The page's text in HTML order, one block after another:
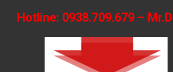
Hotline: 0938.709.679 –